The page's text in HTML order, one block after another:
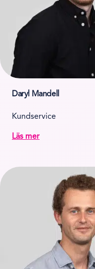
Daryl Mandell
Kundservice
Läs mer